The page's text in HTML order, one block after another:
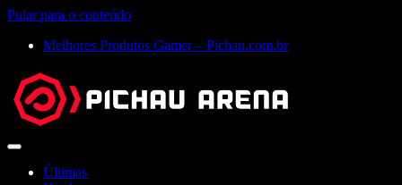
Pular para o conteúdo
Melhores Produtos Gamer – Pichau.com.br
Abrir
Últimas